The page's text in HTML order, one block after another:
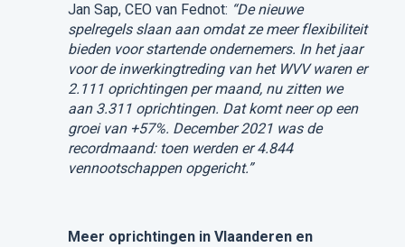
Jan Sap, CEO van Fednot: “De nieuwe
spelregels slaan aan omdat ze meer flexibiliteit
bieden voor startende ondernemers. In het jaar
voor de inwerkingtreding van het WVV waren er
2.111 oprichtingen per maand, nu zitten we
aan 3.311 oprichtingen. Dat komt neer op een
groei van +57%. December 2021 was de
recordmaand: toen werden er 4.844
vennootschappen opgericht.”
Meer oprichtingen in Vlaanderen en